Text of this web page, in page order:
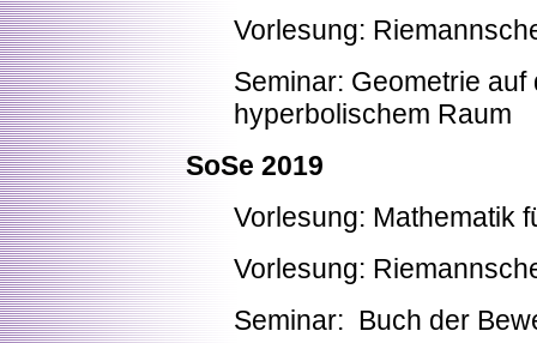
Vorlesung:
Seminar: Geometrie auf
hyperbolischem Raum
SoSe 2019
Vorlesung: Mathematik
Vorlesung:
Seminar: Buch der